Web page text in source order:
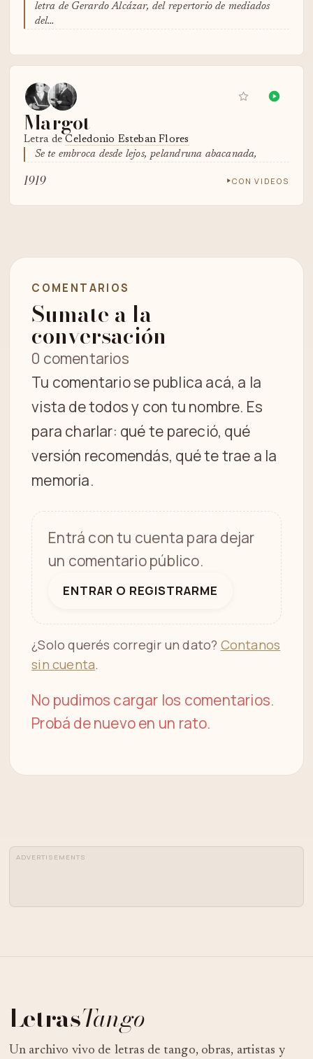
letra de Gerardo Alcázar, del repertorio de mediados
del…
Margot
Letra deCeledonio Esteban Flores
Se te embroca desde lejos, pelandruna abacanada,
1919 CON VIDEOS
COMENTARIOS
Sumate a la
conversación
0 comentarios
Tu comentario se publica acá, a la
vista de todos y con tu nombre. Es
para charlar: qué te pareció, qué
versión recomendás, qué te trae a la
memoria.
Entrá con tu cuenta para dejar
un comentario público.
ENTRAR O REGISTRARME
¿Solo querés corregir un dato? Contanos
sin cuenta.
No pudimos cargar los comentarios.
Probá de nuevo en un rato.
ADVERTISEMENTS
LetrasTango
Un archivo vivo de letras de tango, obras, artistas y